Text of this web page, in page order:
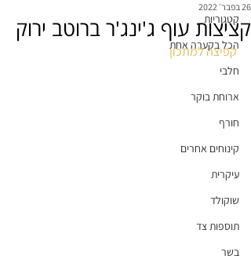
קטגוריות
הכל בקערה אחת
חלבי
ארוחת בוקר
חורף
קינוחים אחרים
עיקרית
שוקולד
תוספות צד
בשר
קציצות עוף ג'ינג'ר ברוטב ירוק
26 בפבר׳ 2022
קפיצה למתכון